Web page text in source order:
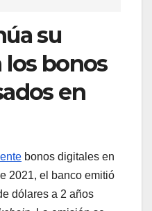
su
bonos
​​en
bonos digitales en
2021, el banco emitió
dólares a 2 años